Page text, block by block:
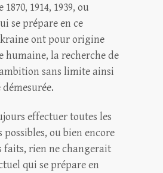
1914, 1939, ou
se prépare en ce
ont pour origine
humaine, la recherche de
sans limite ainsi
effectuer toutes les
ou bien encore
faits, rien ne changerait
qui se prépare en